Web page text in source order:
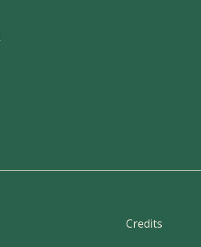
i nostri profili social ufficiali. Puoi
Credits